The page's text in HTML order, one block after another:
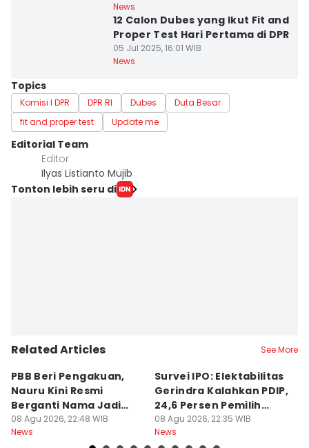
News
12 Calon Dubes yang Ikut Fit and
Proper Test Hari Pertama di DPR
05 Jul 2025, 16:01 WIB
News
Topics
Komisi I DPR DPR RI Dubes
Duta Besar
fit and proper test
Update me
Editorial Team
Editor
Ilyas Listianto Mujib
Tonton lebih seru di
Related Articles See More
PBB Beri Pengakuan,
Nauru Kini Resmi
Berganti Nama Jadi
Naoero
08 Agu 2026, 22:48 WIB
News
Survei IPO: Elektabilitas
Gerindra Kalahkan PDIP,
24,6 Persen Pemilih
Masih Galau
08 Agu 2026, 22:35 WIB
News